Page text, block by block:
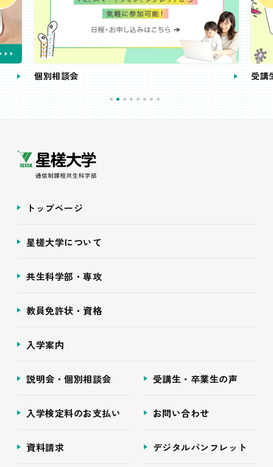
個別相談会 受講
トップページ
星槎大学について
共生科学部・専攻
教員免許状・資格
入学案内
説明会・個別相談会 受講生・卒業生の声
入学検定料のお支払い お問い合わせ
資料請求 デジタルパンフレット